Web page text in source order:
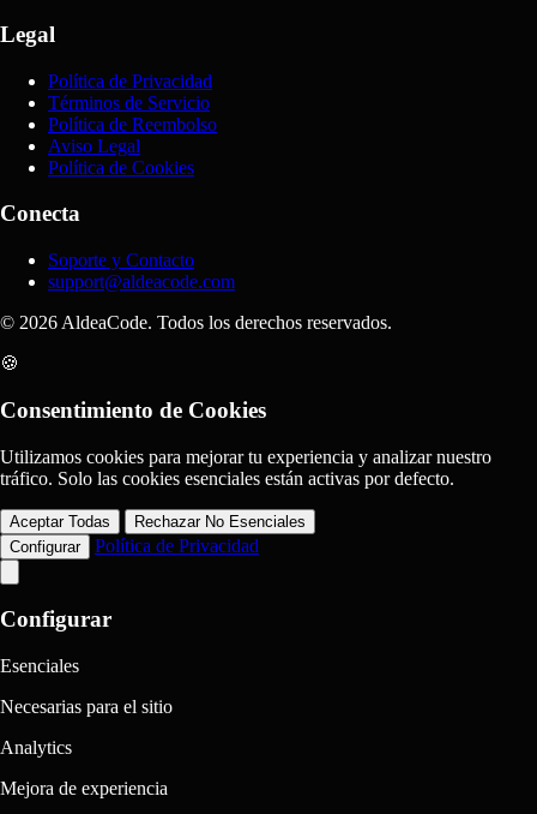
Legal
Política de Privacidad
Términos de Servicio
Política de Reembolso
Aviso Legal
Política de Cookies
Conecta
Soporte y Contacto
support@aldeacode.com
© 2026 AldeaCode. Todos los derechos reservados.
🍪
Consentimiento de Cookies
Utilizamos cookies para mejorar tu experiencia y analizar nuestro
tráfico. Solo las cookies esenciales están activas por defecto.
Aceptar Todas
Rechazar No Esenciales
Configurar
Política de Privacidad
Configurar
Esenciales
Necesarias para el sitio
Analytics
Mejora de experiencia